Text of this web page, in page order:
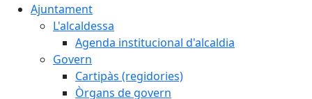
Ajuntament
L'alcaldessa
Agenda institucional d'alcaldia
Govern
Cartipàs (regidories)
Òrgans de govern